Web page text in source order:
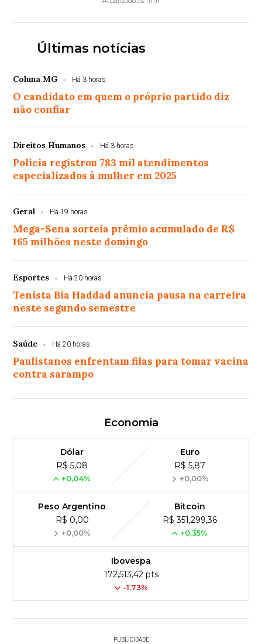
Últimas notícias
Coluna MG Há 3 horas
O candidato em quem o próprio partido diz
não confiar
Direitos Humanos Há 3 horas
Polícia registrou 783 mil atendimentos
especializados à mulher em 2025
Geral Há 19 horas
Mega-Sena sorteia prêmio acumulado de R$
165 milhões neste domingo
Esportes Há 20 horas
Tenista Bia Haddad anuncia pausa na carreira
neste segundo semestre
Saúde Há 20 horas
Paulistanos enfrentam filas para tomar vacina
contra sarampo
Economia
Dólar
R$ 5,08
+0,04%
Euro
R$ 5,87
+0,00%
Peso Argentino
R$ 0,00
+0,00%
Bitcoin
R$ 351,299,36
+0,35%
Ibovespa
172,513,42 pts
-1.73%
PUBLICIDADE